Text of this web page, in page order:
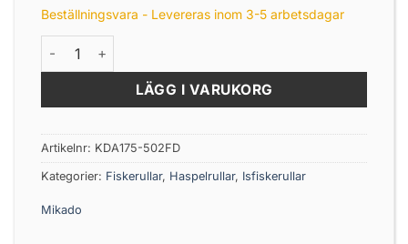
Beställningsvara - Levereras inom 3-5 arbetsdagar
Mikado Trython Micro 502 FD Haspelrulle mängd
LÄGG I VARUKORG
Artikelnr: KDA175-502FD
Kategorier: Fiskerullar, Haspelrullar, Isfiskerullar
Mikado